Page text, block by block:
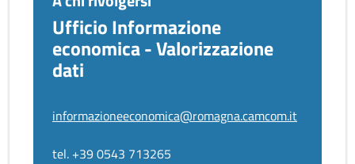
Ufficio Informazione
economica - Valorizzazione
dati
informazioneeconomica@romagna.camcom.it
tel. +39 0543 713265